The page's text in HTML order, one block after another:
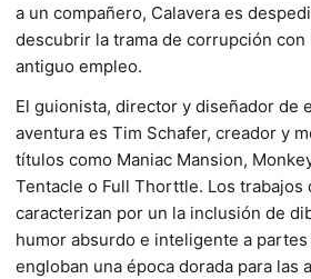
a un compañero, Calavera es
descubrir la trama de corrupción con
antiguo empleo.
El guionista, director y diseñador de
aventura es Tim Schafer, creador y
títulos como Maniac Mansion,
Tentacle o Full Thorttle. Los trabajos
caracterizan por un la inclusión de
humor absurdo e inteligente a
engloban una época dorada para las